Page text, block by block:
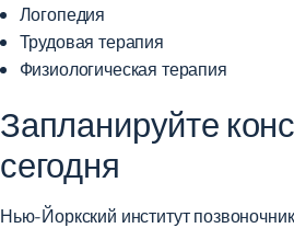
Логопедия
Трудовая терапия
Физиологическая терапия
Запланируйте
сегодня
Нью-Йоркский институт